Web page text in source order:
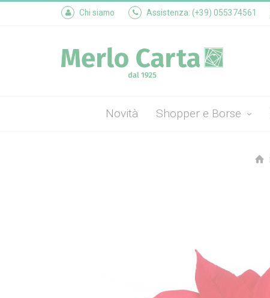
Chi siamo Assistenza: (+39) 055374561
Novità Shopper e Borse